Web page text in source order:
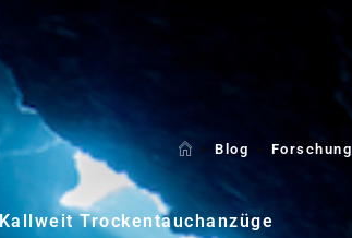
Kallweit Trockentauchanzüge
> Blog Forschung